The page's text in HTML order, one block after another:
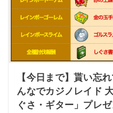
【今日まで】貰い忘
んなでカジノレイド
ぐさ・ギター」プレ